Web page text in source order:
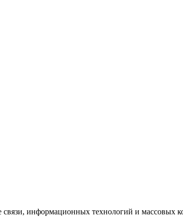
связи, информационных технологий и